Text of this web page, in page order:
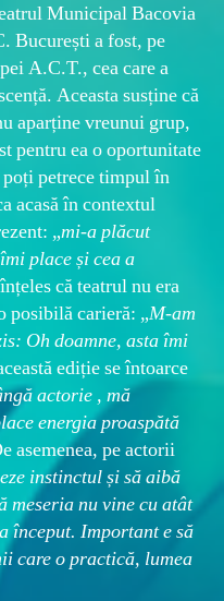
Municipal Bacovia
București a fost, pe
A.C.T., cea care a
Aceasta susține că
aparține vreunui grup,
pentru ea o oportunitate
petrece timpul în
acasă în contextul
„mi-a plăcut
place și cea a
că teatrul nu era
posibilă carieră: „M-am
Oh doamne, asta îmi
ediție se întoarce
actorie , mă
energia proaspătă
asemenea, pe actorii
instinctul și să aibă
nu vine cu atât
început. Important e să
care o practică, lumea